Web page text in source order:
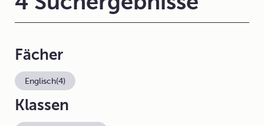
Fächer
Englisch(4)
Klassen